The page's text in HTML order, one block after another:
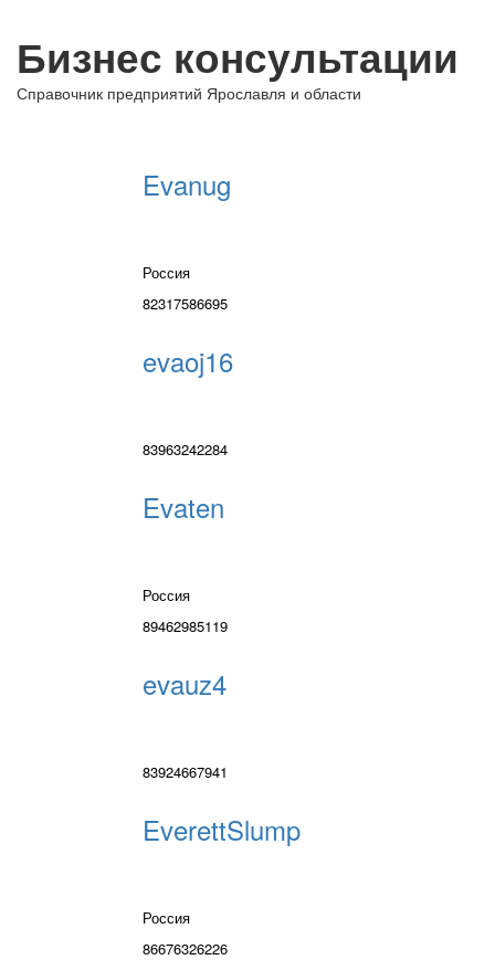
Бизнес консультации
Справочник предприятий Ярославля и области
Evanug
Россия
82317586695
evaoj16
83963242284
Evaten
Россия
89462985119
evauz4
83924667941
EverettSlump
Россия
86676326226